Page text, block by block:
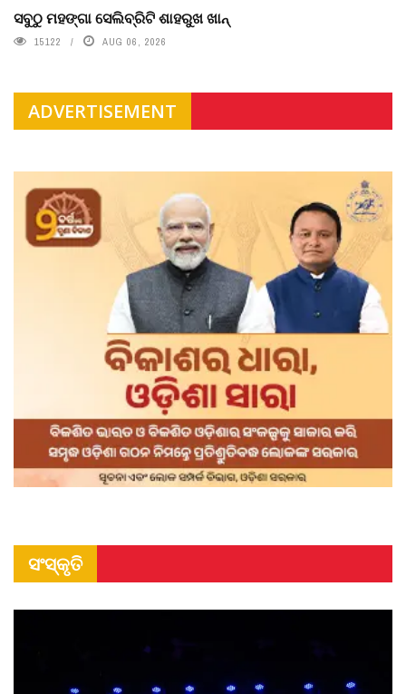
ସବୁଠୁ ମହଙ୍ଗା ସେଲିବ୍ରିଟି ଶାହରୁଖ ଖାନ୍
15122 AUG 06, 2026
ADVERTISEMENT
ସଂସ୍କୃତି